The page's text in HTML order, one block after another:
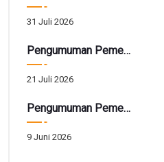
31 Juli 2026
Pengumuman Pemenang Hadiah Utama Gebyar SIRELA Periode 28
21 Juli 2026
Pengumuman Pemenang Hadiah Tarbiah Akhir Periode 41
9 Juni 2026